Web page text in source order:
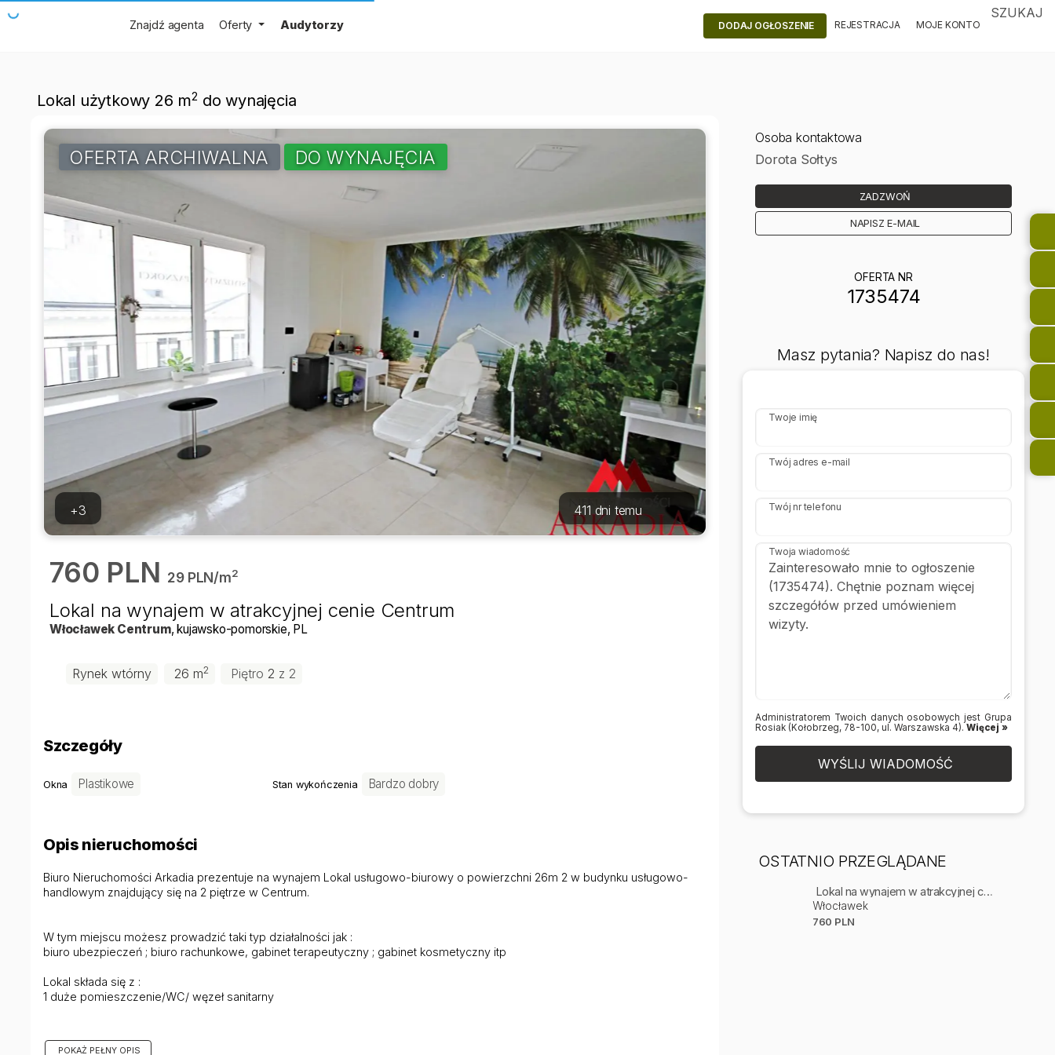
Znajdź agenta Oferty Audytorzy DODAJ OGŁOSZENIE REJESTRACJA MOJE KONTO
SZUKAJ
Lokal użytkowy 26 m2 do wynajęcia
OFERTA ARCHIWALNA DO WYNAJĘCIA
+3 411 dni temu
760 PLN 29 PLN/m2
Lokal na wynajem w atrakcyjnej cenie Centrum
Włocławek Centrum, kujawsko-pomorskie, PL
Rynek wtórny 26 m2 Piętro 2 z 2
Szczegóły
Okna Plastikowe Stan wykończenia Bardzo dobry
Opis nieruchomości
Biuro Nieruchomości Arkadia prezentuje na wynajem Lokal usługowo-biurowy o powierzchni 26m 2 w budynku usługowo-
handlowym znajdujący się na 2 piętrze w Centrum.
W tym miejscu możesz prowadzić taki typ działalności jak :
biuro ubezpieczeń ; biuro rachunkowe, gabinet terapeutyczny ; gabinet kosmetyczny itp
Lokal składa się z :
1 duże pomieszczenie/WC/ węzeł sanitarny
Kaucja : 1500 zł
POKAŻ PEŁNY OPIS
Osoba kontaktowa
Dorota Sołtys
ZADZWOŃ
NAPISZ E-MAIL
OFERTA NR
1735474
Masz pytania? Napisz do nas!
Twoje imię
Twój adres e-mail
Twój nr telefonu
Twoja wiadomość
Administratorem Twoich danych osobowych jest Grupa
Rosiak (Kołobrzeg, 78-100, ul. Warszawska 4).Więcej »
WYŚLIJ WIADOMOŚĆ
OSTATNIO PRZEGLĄDANE
Lokal na wynajem w atrakcyjnej cenie Centrum
Włocławek
760 PLN